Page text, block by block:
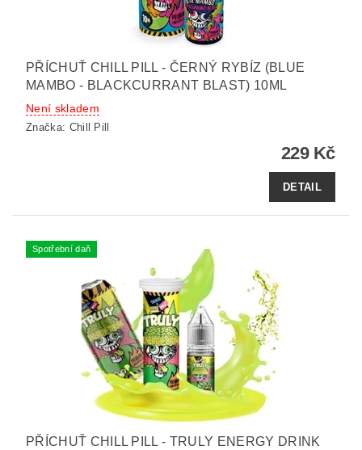
PŘÍCHUŤ CHILL PILL - ČERNÝ RYBÍZ (BLUE
MAMBO - BLACKCURRANT BLAST) 10ML
Není skladem
Značka: Chill Pill
229 Kč
DETAIL
Spotřební daň
PŘÍCHUŤ CHILL PILL - TRULY ENERGY DRINK